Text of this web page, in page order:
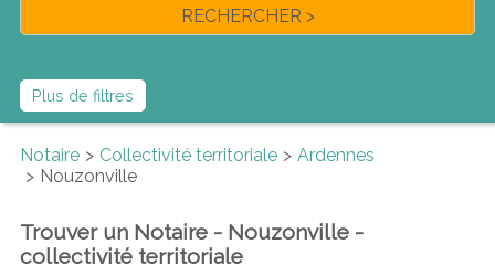
RECHERCHER >
Plus de filtres
Notaire Collectivité territoriale
Ardennes
Nouzonville
Trouver un Notaire - Nouzonville -
collectivité territoriale